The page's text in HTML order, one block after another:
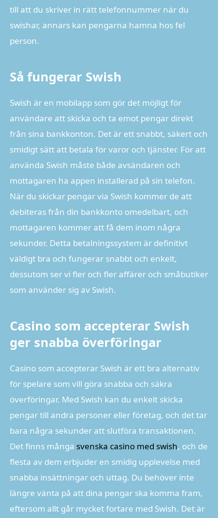
till att du skriver in rätt telefonnummer när du
swishar, annars kan pengarna hamna hos fel
person.
Så fungerar Swish
Swish är en mobilapp som gör det möjligt för
användare att skicka och ta emot pengar direkt
från sina bankkonton. Det är ett snabbt, säkert och
smidigt sätt att betala för varor och tjänster. För att
använda Swish måste både avsändaren och
mottagaren ha appen installerad på sin telefon.
När du skickar pengar via Swish kommer de att
debiteras från din bankkonto omedelbart, och
mottagaren kommer att få dem inom några
sekunder. Detta betalningssystem är definitivt
väldigt bra och fungerar snabbt och enkelt,
dessutom ser vi fler och fler affärer och småbutiker
som använder sig av Swish.
Casino som accepterar Swish
ger snabba överföringar
Casino som accepterar Swish är ett bra alternativ
för spelare som vill göra snabba och säkra
överföringar. Med Swish kan du enkelt skicka
pengar till andra personer eller företag, och det tar
bara några sekunder att slutföra transaktionen.
Det finns många svenska casino med swish, och de
flesta av dem erbjuder en smidig upplevelse med
snabba insättningar och uttag. Du behöver inte
längre vänta på att dina pengar ska komma fram,
eftersom allt går mycket fortare med Swish. Det är